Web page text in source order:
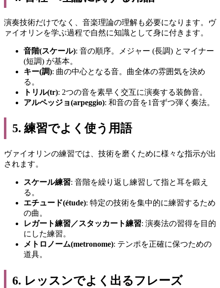
演奏技術だけでなく、音楽理論の理解も必要になります。ヴ
ァイオリンを学ぶ過程で自然に知識として身に付きます。
音階(スケール): 音の順序。メジャー (長調) とマイナー
(短調) が基本。
キー(調): 曲の中心となる音。曲全体の雰囲気を決め
る。
トリル(tr): 2つの音を素早く交互に演奏する装飾音。
アルペッジョ(arpeggio): 和音の音を1音ずつ弾く奏法。
5. 練習でよく使う用語
ヴァイオリンの練習では、技術を磨くために様々な指示が出
されます。
スケール練習: 音階を繰り返し練習して指と耳を鍛え
る。
エチュード(étude): 特定の技術を集中的に練習するため
の曲。
レガート練習／スタッカート練習: 演奏法の習得を目的
にした練習。
メトロノーム(metronome): テンポを正確に保つための
道具。
6. レッスンでよく出るフレーズ